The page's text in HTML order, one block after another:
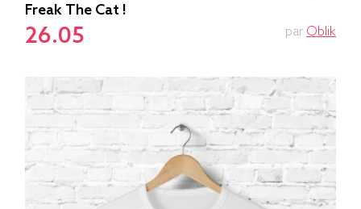
Freak The Cat !
26.05 par Oblik